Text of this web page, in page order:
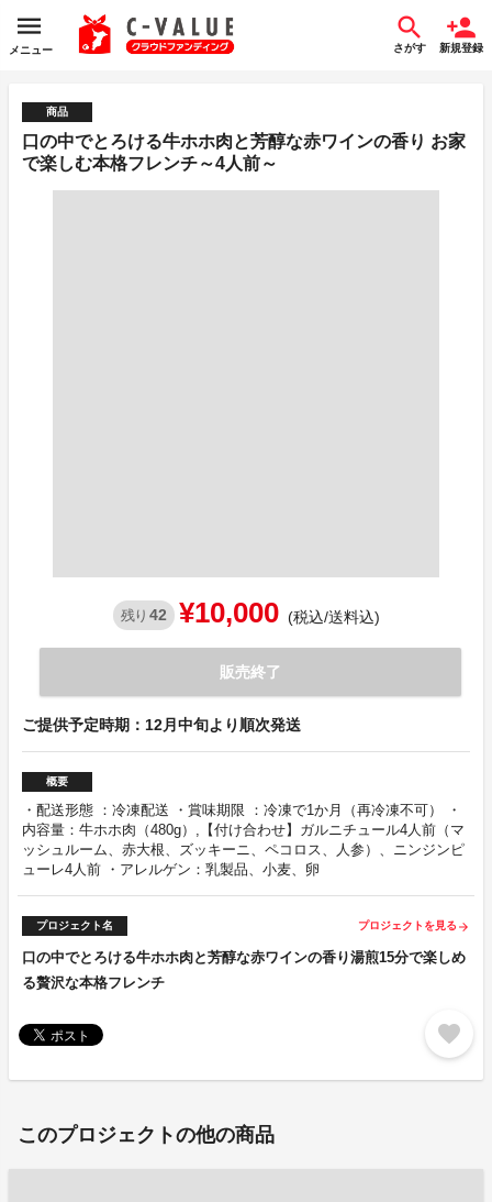
メニュー さがす 新規登録
商品
口の中でとろける牛ホホ肉と芳醇な赤ワインの香り お家
で楽しむ本格フレンチ～4人前～
残り 42 ¥10,000 (税込/送料込)
販売終了
ご提供予定時期：12月中旬より順次発送
概要
・配送形態 ：冷凍配送 ・賞味期限 ：冷凍で1か月（再冷凍不可） ・
内容量：牛ホホ肉（480g）,【付け合わせ】ガルニチュール4人前（マ
ッシュルーム、赤大根、ズッキーニ、ペコロス、人参）、ニンジンピ
ューレ4人前 ・アレルゲン：乳製品、小麦、卵
プロジェクト名 プロジェクトを見る arrow_forward
口の中でとろける牛ホホ肉と芳醇な赤ワインの香り湯煎15分で楽しめ
る贅沢な本格フレンチ
favorite
このプロジェクトの他の商品